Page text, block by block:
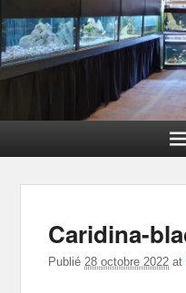
Caridina-
Publié 28 octobre 2022 at